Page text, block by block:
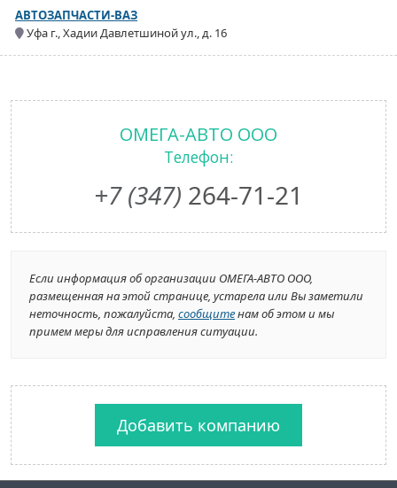
АВТОЗАПЧАСТИ-ВАЗ
Уфа г., Хадии Давлетшиной ул., д. 16
ОМЕГА-АВТО ООО
Телефон:
+7 (347) 264-71-21
Если информация об организации ОМЕГА-АВТО ООО,
размещенная на этой странице, устарела или Вы заметили
неточность, пожалуйста, сообщитенам об этом и мы
примем меры для исправления ситуации.
Добавить компанию